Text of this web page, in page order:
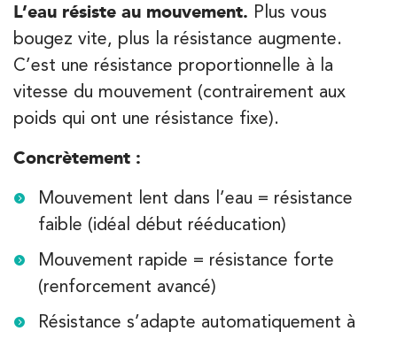
L’eau résiste au mouvement. Plus vous
bougez vite, plus la résistance augmente.
C’est une résistance proportionnelle à la
vitesse du mouvement (contrairement aux
poids qui ont une résistance fixe).
Concrètement :
Mouvement lent dans l’eau = résistance
faible (idéal début rééducation)
Mouvement rapide = résistance forte
(renforcement avancé)
Résistance s’adapte automatiquement à
IK Paris 17 – Villiers
68 Av. de Villiers 75017 Paris
68 Av. de Villiers 75017 Paris
01 44 90 90 40
Kinésithérapie Balnéothérapie
IK Paris 8 – Saint Lazare
20 Rue de la Pépinière 75008 Paris
Kinésithérapie